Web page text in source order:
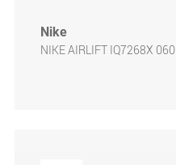
Nike
NIKE AIRLIFT IQ7268X 060